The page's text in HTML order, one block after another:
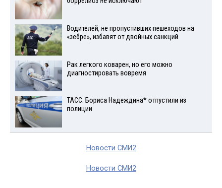
Водителей, не пропустивших пешеходов на
«зебре», избавят от двойных санкций
Рак легкого коварен, но его можно
диагностировать вовремя
ТАСС: Бориса Надеждина* отпустили из
полиции
Новости СМИ2
Новости СМИ2